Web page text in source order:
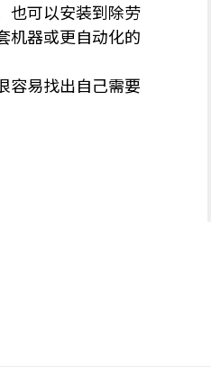
也可以安装到除劳
机器或更自动化的
容易找出自己需要